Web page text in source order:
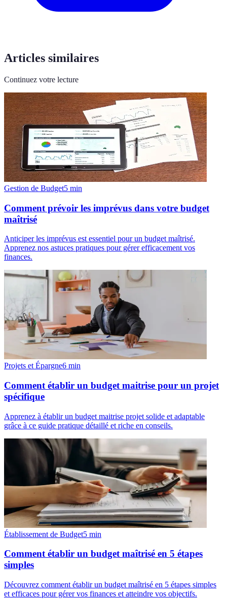
Articles similaires
Continuez votre lecture
Gestion de Budget5 min
Comment prévoir les imprévus dans votre budget
maîtrisé
Anticiper les imprévus est essentiel pour un budget maîtrisé.
Apprenez nos astuces pratiques pour gérer efficacement vos
finances.
Projets et Épargne6 min
Comment établir un budget maitrise pour un projet
spécifique
Apprenez à établir un budget maitrise projet solide et adaptable
grâce à ce guide pratique détaillé et riche en conseils.
Établissement de Budget5 min
Comment établir un budget maîtrisé en 5 étapes
simples
Découvrez comment établir un budget maîtrisé en 5 étapes simples
et efficaces pour gérer vos finances et atteindre vos objectifs.